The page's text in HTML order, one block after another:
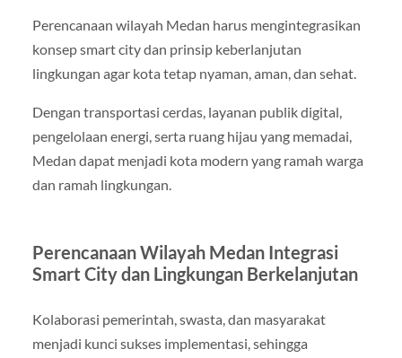
Perencanaan wilayah Medan harus mengintegrasikan
konsep smart city dan prinsip keberlanjutan
lingkungan agar kota tetap nyaman, aman, dan sehat.
Dengan transportasi cerdas, layanan publik digital,
pengelolaan energi, serta ruang hijau yang memadai,
Medan dapat menjadi kota modern yang ramah warga
dan ramah lingkungan.
Perencanaan Wilayah Medan Integrasi
Smart City dan Lingkungan Berkelanjutan
Kolaborasi pemerintah, swasta, dan masyarakat
menjadi kunci sukses implementasi, sehingga